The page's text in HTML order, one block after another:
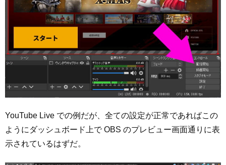
YouTube Live での例だが、全ての設定が正常であればこの
ようにダッシュボード上で OBS のプレビュー画面通りに表
示されているはずだ。